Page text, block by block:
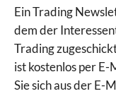
Ein Trading
dem der
Trading
ist kostenlos per
Sie sich aus der E-